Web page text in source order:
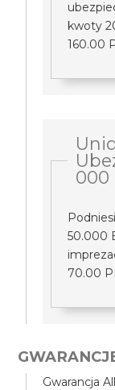
kwoty
160.00
000
50.000
70.00
Gwarancja